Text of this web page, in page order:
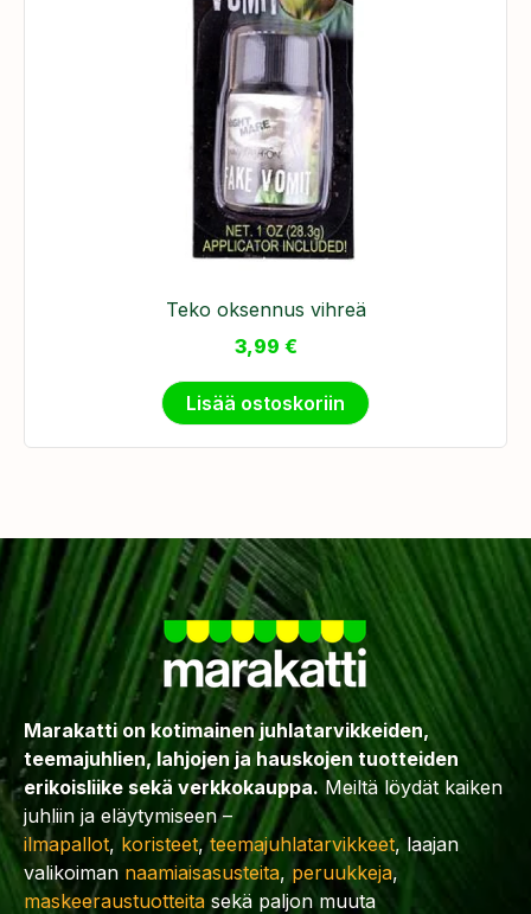
Teko oksennus vihreä
3,99 €
Lisää ostoskoriin
Marakatti on kotimainen juhlatarvikkeiden,
teemajuhlien, lahjojen ja hauskojen tuotteiden
erikoisliike sekä verkkokauppa. Meiltä löydät kaiken
juhliin ja eläytymiseen –
ilmapallot, koristeet,teemajuhlatarvikkeet, laajan
valikoiman naamiaisasusteita, peruukkeja,
maskeeraustuotteita sekä paljon muuta